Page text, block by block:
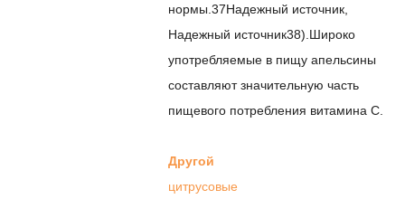
нормы. 37Надежный источник,
Надежный источник38). Широко
употребляемые в пищу апельсины
составляют значительную часть
пищевого потребления витамина С.
Другой
цитрусовые